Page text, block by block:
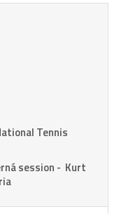
Tennis
session - Kurt